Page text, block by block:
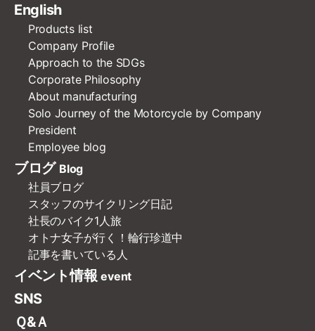
English
Products list
Company Profile
Approach to the SDGs
Corporate Philosophy
About manufacturing
Solo Journey of the Motorcycle by Company
President
Employee blog
ブログ Blog
社員ブログ
スタッフのサイクリング日記
社長のバイク1人旅
オトナ女子が行く！輪行珍道中
記事を書いている人
イベント情報 event
SNS
Ｑ&Ａ